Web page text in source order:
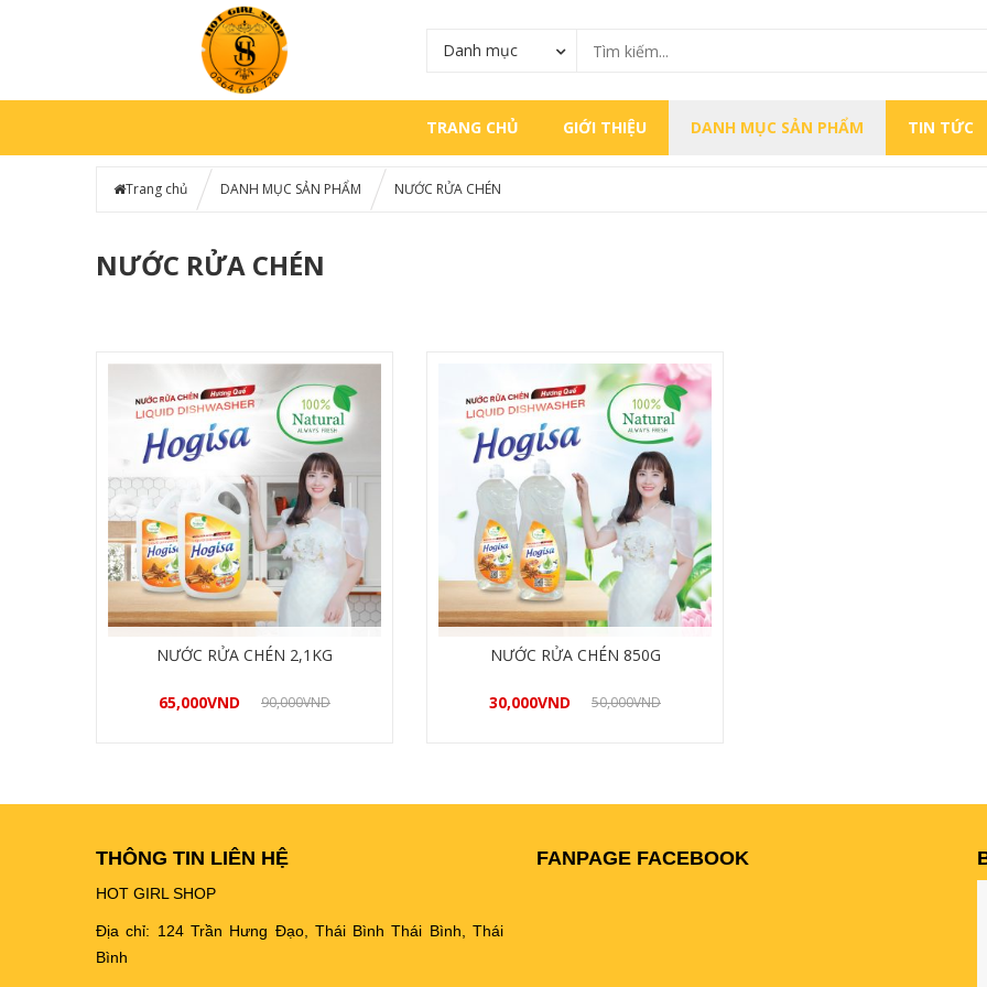
Danh mục
TRANG CHỦ GIỚI THIỆU DANH MỤC SẢN PHẨM TIN TỨC
Trang chủ DANH MỤC SẢN PHẨM NƯỚC RỬA CHÉN
NƯỚC RỬA CHÉN
NƯỚC RỬA CHÉN 2,1KG
65,000VND 90,000VND
NƯỚC RỬA CHÉN 850G
30,000VND 50,000VND
THÔNG TIN LIÊN HỆ
HOT GIRL SHOP
Địa chỉ: 124 Trần Hưng Đạo, Thái Bình Thái Bình, Thái
Bình
FANPAGE FACEBOOK